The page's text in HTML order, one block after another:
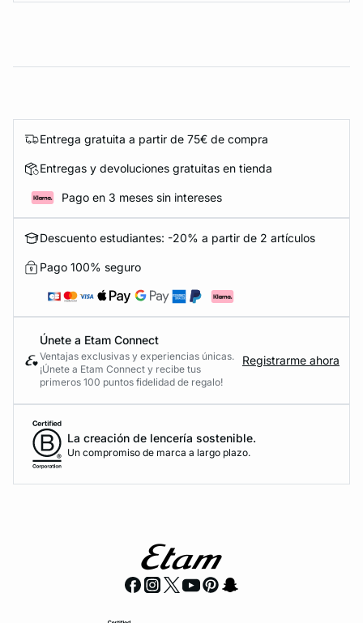
Entrega gratuita a partir de 75€ de compra
Entregas y devoluciones gratuitas en tienda
Pago en 3 meses sin intereses
Descuento estudiantes: -20% a partir de 2 artículos
Pago 100% seguro
Únete a Etam Connect
Ventajas exclusivas y experiencias únicas.
¡Únete a Etam Connect y recibe tus
primeros 100 puntos fidelidad de regalo!
Registrarme ahora
La creación de lencería sostenible.
Un compromiso de marca a largo plazo.